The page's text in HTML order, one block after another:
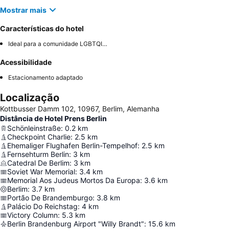
Mostrar mais
Características do hotel
Ideal para a comunidade LGBTQIA+
Acessibilidade
Estacionamento adaptado
Localização
Kottbusser Damm 102, 10967, Berlim, Alemanha
Distância de Hotel Prens Berlin
Schönleinstraße: 0.2 km
Checkpoint Charlie: 2.5 km
Ehemaliger Flughafen Berlin-Tempelhof: 2.5 km
Fernsehturm Berlin: 3 km
Catedral De Berlim: 3 km
Soviet War Memorial: 3.4 km
Memorial Aos Judeus Mortos Da Europa: 3.6 km
Berlim: 3.7 km
Portão De Brandemburgo: 3.8 km
Palácio Do Reichstag: 4 km
Victory Column: 5.3 km
Berlin Brandenburg Airport "Willy Brandt": 15.6 km